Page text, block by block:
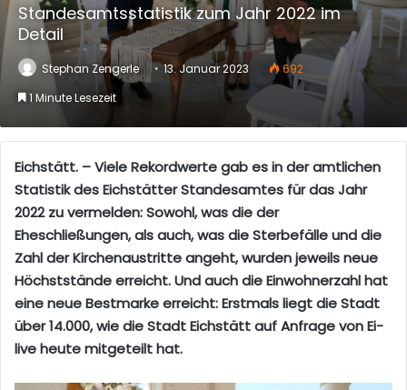
Standesamtsstatistik zum Jahr 2022 im
Detail
Stephan Zengerle 13. Januar 2023
692
1 Minute Lesezeit
Eichstätt. – Viele Rekordwerte gab es in der amtlichen
Statistik des Eichstätter Standesamtes für das Jahr
2022 zu vermelden: Sowohl, was die der
Eheschließungen, als auch, was die Sterbefälle und die
Zahl der Kirchenaustritte angeht, wurden jeweils neue
Höchststände erreicht. Und auch die Einwohnerzahl hat
eine neue Bestmarke erreicht: Erstmals liegt die Stadt
über 14.000, wie die Stadt Eichstätt auf Anfrage von Ei-
live heute mitgeteilt hat.